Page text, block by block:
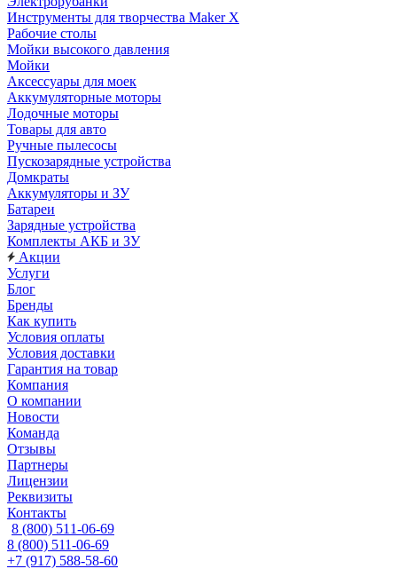
Инструменты для творчества Maker X
Рабочие столы
Мойки высокого давления
Мойки
Аксессуары для моек
Аккумуляторные моторы
Лодочные моторы
Товары для авто
Ручные пылесосы
Пускозарядные устройства
Домкраты
Аккумуляторы и ЗУ
Батареи
Зарядные устройства
Комплекты АКБ и ЗУ
Акции
Услуги
Блог
Бренды
Как купить
Условия оплаты
Условия доставки
Гарантия на товар
Компания
О компании
Новости
Команда
Отзывы
Партнеры
Лицензии
Реквизиты
Контакты
8 (800) 511-06-69
8 (800) 511-06-69
+7 (917) 588-58-60